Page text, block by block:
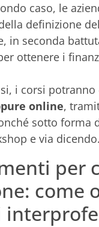
caso, le
definizione
in seconda
ottenere i
i corsi potranno
online,
sotto forma
e via dicendo.
per
come